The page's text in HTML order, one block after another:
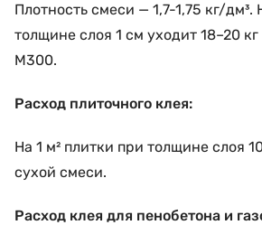
Плотность смеси — 1,7-1,75 кг/дм³.
толщине слоя 1 см уходит 18–20
М300.
Расход плиточного клея:
На 1 м² плитки при толщине слоя
сухой смеси.
Расход клея для пенобетона и